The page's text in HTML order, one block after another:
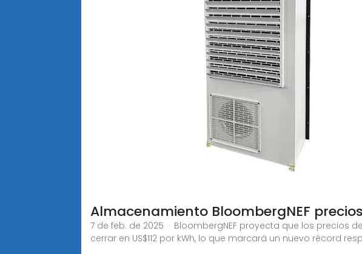
Almacenamiento BloombergNEF precios
7 de feb. de 2025 · BloombergNEF proyecta que los precios
cerrar en US$112 por kWh, lo que marcará un nuevo récord